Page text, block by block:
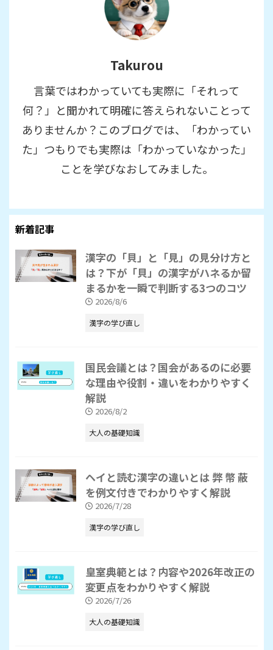
Takurou
言葉ではわかっていても実際に「それって
何？」と聞かれて明確に答えられないことって
ありませんか？このブログでは、「わかってい
た」つもりでも実際は「わかっていなかった」
ことを学びなおしてみました。
新着記事
漢字の「貝」と「見」の見分け方と
は？下が「貝」の漢字がハネるか留
まるかを一瞬で判断する3つのコツ
2026/8/6
漢字の学び直し
国民会議とは？国会があるのに必要
な理由や役割・違いをわかりやすく
解説
2026/8/2
大人の基礎知識
ヘイと読む漢字の違いとは 弊 幣 蔽
を例文付きでわかりやすく解説
2026/7/28
漢字の学び直し
皇室典範とは？内容や2026年改正の
変更点をわかりやすく解説
2026/7/26
大人の基礎知識